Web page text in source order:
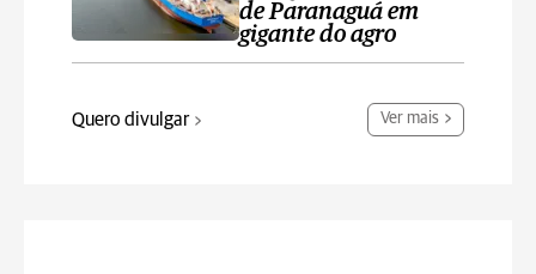
de Paranaguá em
gigante do agro
Quero divulgar Ver mais